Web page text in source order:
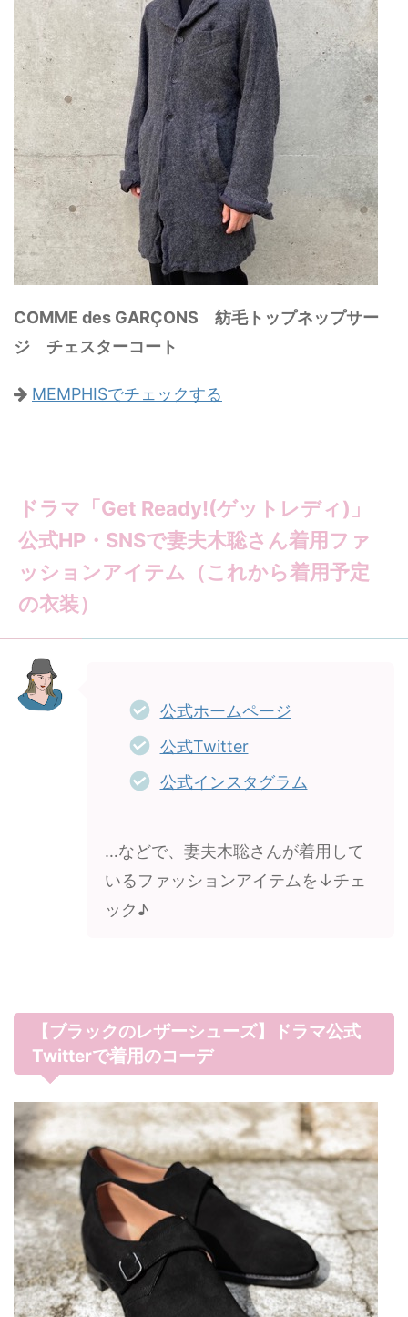
COMME des GARÇONS 紡毛トップネップサー
ジ チェスターコート
MEMPHISでチェックする
ドラマ「Get Ready!(ゲットレディ)」
公式HP・SNSで妻夫木聡さん着用ファ
ッションアイテム（これから着用予定
の衣装）
公式ホームページ
公式Twitter
公式インスタグラム
…などで、妻夫木聡さんが着用して
いるファッションアイテムを↓チェ
ック♪
【ブラックのレザーシューズ】ドラマ公式
Twitterで着用のコーデ